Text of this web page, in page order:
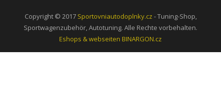
Copyright © 2017 Sportovniautodoplnky.cz - Tuning-Shop,
Sportwagenzubehör, Autotuning. Alle Rechte vorbehalten.
Eshops & webseiten BINARGON.cz